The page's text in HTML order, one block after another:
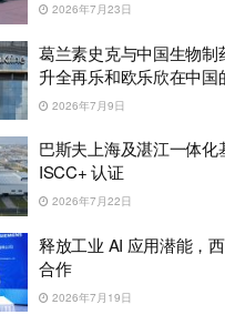
2026年7月23日
葛兰素史克与中国生物制
升全再乐和欧乐欣在中国
2026年7月9日
巴斯夫上海及湛江一体
ISCC+ 认证
2026年7月22日
释放工业 AI 应用潜能，
合作
2026年7月19日